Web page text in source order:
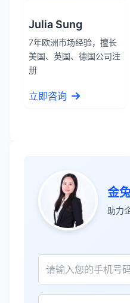
Julia Sung
7年欧洲市场经验，擅长
美国、英国、德国公司注
册
立即咨询
金
助力
张先生
服务专业高效，一
James Wilson
金兔国际帮我们完
律手续